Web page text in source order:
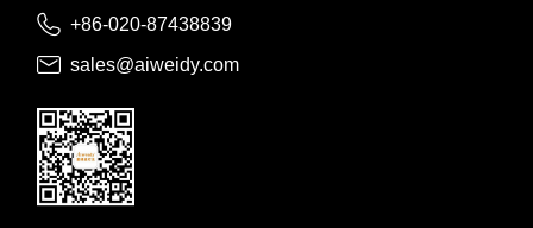
 +86-020-87438839
 sales@aiweidy.com